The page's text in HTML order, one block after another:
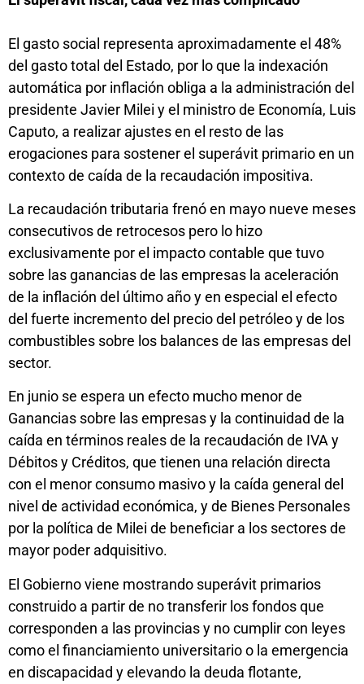
El gasto social representa aproximadamente el 48%
del gasto total del Estado, por lo que la indexación
automática por inflación obliga a la administración del
presidente Javier Milei y el ministro de Economía, Luis
Caputo, a realizar ajustes en el resto de las
erogaciones para sostener el superávit primario en un
contexto de caída de la recaudación impositiva.
La recaudación tributaria frenó en mayo nueve meses
consecutivos de retrocesos pero lo hizo
exclusivamente por el impacto contable que tuvo
sobre las ganancias de las empresas la aceleración
de la inflación del último año y en especial el efecto
del fuerte incremento del precio del petróleo y de los
combustibles sobre los balances de las empresas del
sector.
En junio se espera un efecto mucho menor de
Ganancias sobre las empresas y la continuidad de la
caída en términos reales de la recaudación de IVA y
Débitos y Créditos, que tienen una relación directa
con el menor consumo masivo y la caída general del
nivel de actividad económica, y de Bienes Personales
por la política de Milei de beneficiar a los sectores de
mayor poder adquisitivo.
El Gobierno viene mostrando superávit primarios
construido a partir de no transferir los fondos que
corresponden a las provincias y no cumplir con leyes
como el financiamiento universitario o la emergencia
en discapacidad y elevando la deuda flotante,